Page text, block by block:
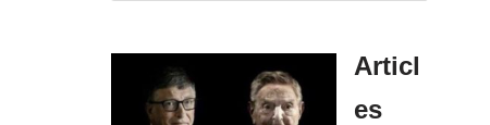
Articl
es